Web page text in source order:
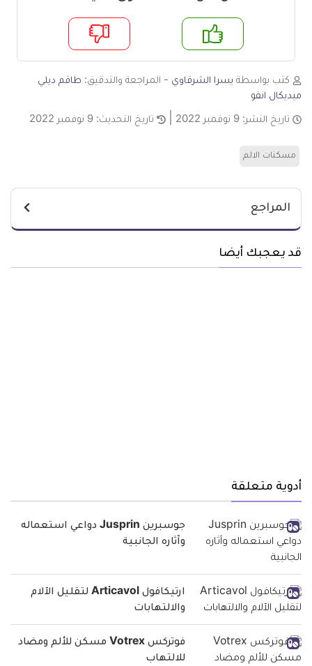
لا
كتب بواسطة يسرا الشرقاوي - المراجعة والتدقيق: طاقم ديلي
ميديكال انفو
تاريخ النشر: 9 نوفمبر 2022 تاريخ التحديث: 9 نوفمبر 2022
مسكنات الالم
المراجع
قد يعجبك أيضا
أدوية متعلقة
جوسبرين Jusprin دواعي استعماله
وآثاره الجانبية
ارتيكافول Articavol لتقليل الآلام
والالتهابات
فوتركس Votrex مسكن للألم ومضاد
للالتهاب